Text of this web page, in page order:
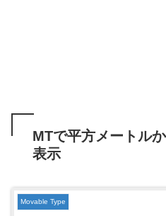
MTで平方メートル
表示
Movable Type